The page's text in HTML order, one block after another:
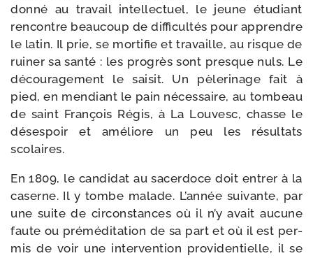
don­né au tra­vail intel­lec­tuel, le jeune étu­diant
ren­contre beau­coup de dif­fi­cul­tés pour apprendre
le latin. Il prie, se mor­ti­fie et tra­vaille, au risque de
rui­ner sa san­té : les pro­grès sont presque nuls. Le
décou­ra­ge­ment le sai­sit. Un pèleri­nage fait à
pied, en men­diant le pain néces­saire, au tom­beau
de saint François Régis, à La Louvesc, chasse le
déses­poir et amé­liore un peu les résul­tats
scolaires.
En 1809, le can­di­dat au sacer­doce doit entrer à la
caserne. Il y tombe malade. L’année sui­vante, par
une suite de cir­cons­tances où il n’y avait aucune
faute ou pré­mé­di­ta­tion de sa part et où il est per­
mis de voir une inter­ven­tion pro­vi­den­tielle, il se